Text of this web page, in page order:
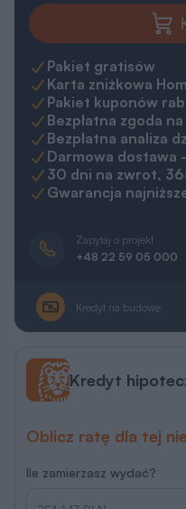
Pakiet gratisów
Karta zniżkowa
Pakiet kuponów
Bezpłatna zgoda
Bezpłatna analiza
Darmowa dostawa
30 dni na zwrot,
Gwarancja
Zapytaj o projekt
+48 22 59 05 000
Kredyt na budowę
Kredyt
Oblicz ratę dla tej
Ile zamierzasz wydać?